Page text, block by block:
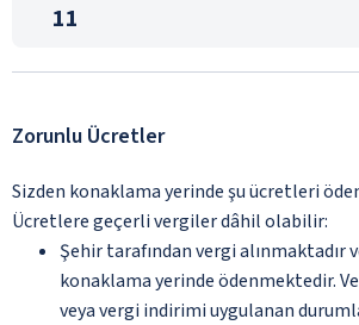
11
Zorunlu Ücretler
Sizden konaklama yerinde şu ücretleri
Ücretlere geçerli vergiler dâhil olabilir:
Şehir tarafından vergi alınmaktadır
konaklama yerinde ödenmektedir.
veya vergi indirimi uygulanan